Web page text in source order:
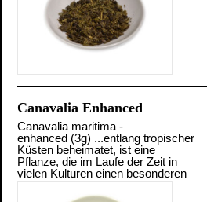
Canavalia Enhanced
Canavalia maritima -
enhanced (3g) ...entlang tropischer
Küsten beheimatet, ist eine
Pflanze, die im Laufe der Zeit in
vielen Kulturen einen besonderen